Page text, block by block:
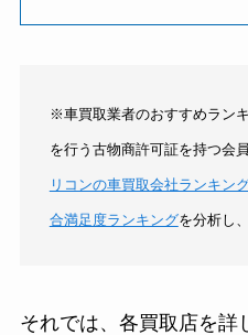
※車買取業者のおすすめラン
を行う古物商許可証を持つ会
リコンの車買取会社ランキン
合満足度ランキングを分析し
それでは、各買取店を詳